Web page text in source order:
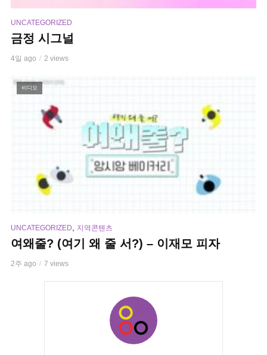
UNCATEGORIZED
금정 시그널
4일 ago 2 views
비디오
UNCATEGORIZED, 지역콘텐츠
여왜줄? (여기 왜 줄 서?) – 이재모 피자
2주 ago 7 views